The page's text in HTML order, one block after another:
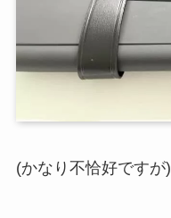
(かなり不恰好ですが)